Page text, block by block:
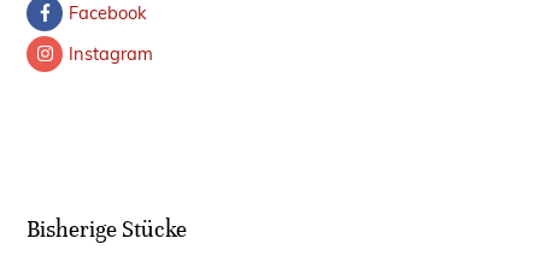
Facebook
Instagram
Bisherige Stücke